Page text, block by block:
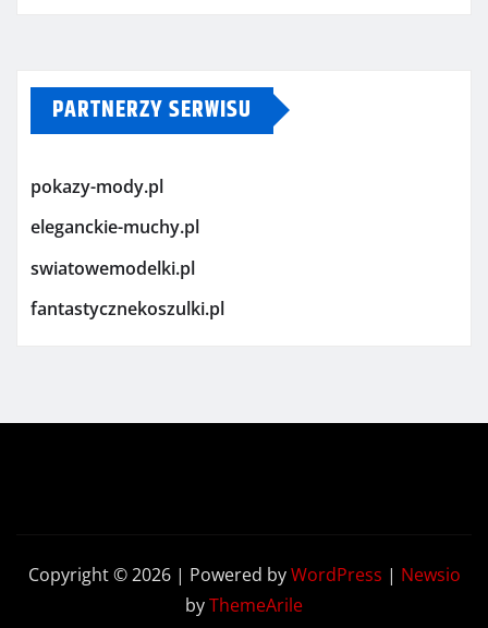
PARTNERZY SERWISU
pokazy-mody.pl
eleganckie-muchy.pl
swiatowemodelki.pl
fantastycznekoszulki.pl
Copyright © 2026 | Powered byWordPress | Newsio
byThemeArile